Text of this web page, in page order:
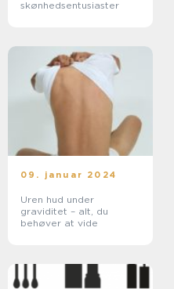
skønhedsentusiaster
09. januar 2024
Uren hud under
graviditet – alt, du
behøver at vide